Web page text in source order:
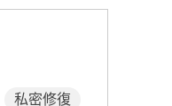
私密修復